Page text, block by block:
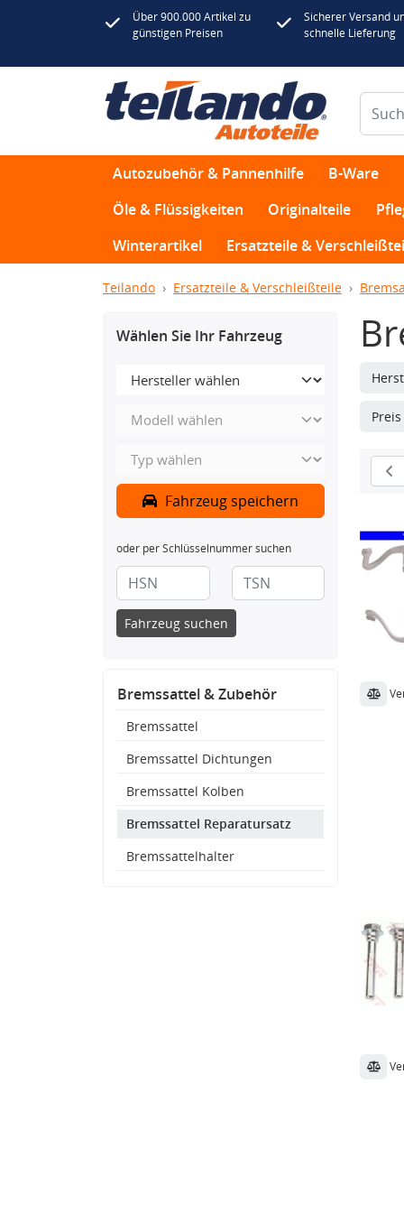
Über 900.000 Artikel zu
günstigen Preisen
Sicherer Versand
schnelle Lieferung
Autozubehör & Pannenhilfe B-Ware
Öle & Flüssigkeiten
Originalteile
Winterartikel
Ersatzteile &
Teilando Ersatzteile & Verschleißteile
Wählen Sie Ihr Fahrzeug
Fahrzeug speichern
oder per Schlüsselnummer suchen
Fahrzeug suchen
Bremssattel & Zubehör
Bremssattel
Bremssattel Dichtungen
Bremssattel Kolben
Bremssattel Reparatursatz
Bremssattelhalter
Preis